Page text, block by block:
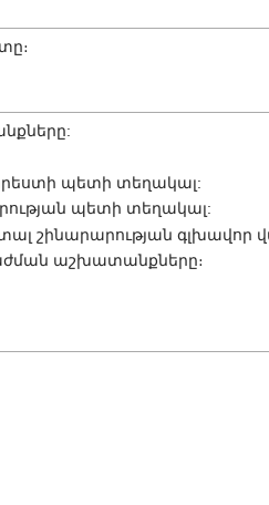
պետի տեղակալ:
պետի տեղակալ:
շինարարության գլխավոր
աշխատանքները։